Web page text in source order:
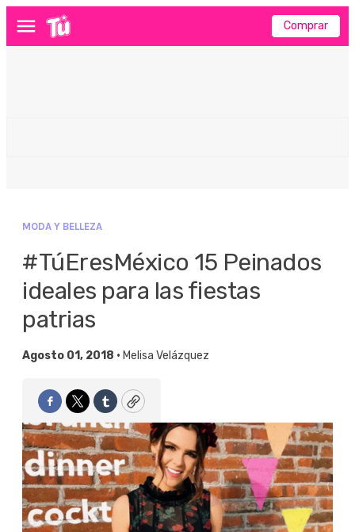
Menú Comprar
MODA Y BELLEZA
#TúEresMéxico 15 Peinados
ideales para las fiestas
patrias
Agosto 01, 2018 • Melisa Velázquez
Facebook
TwitterTumblrCopy